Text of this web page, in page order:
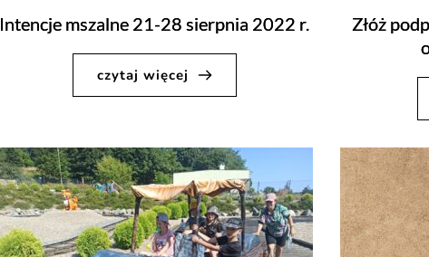
Intencje mszalne 21-28 sierpnia 2022 r.
czytaj więcej
Złóż